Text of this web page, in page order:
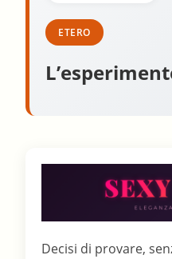
ETERO
Decisi di provare,